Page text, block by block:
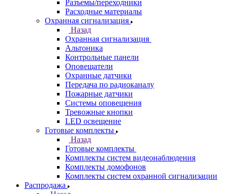
Разъемы/переходники
Расходные материалы
Охранная сигнализация
Назад
Охранная сигнализация
Альтоника
Контрольные панели
Оповещатели
Охранные датчики
Передача по радиоканалу
Пожарные датчики
Системы оповещения
Тревожные кнопки
LED освещение
Готовые комплекты
Назад
Готовые комплекты
Комплекты систем видеонаблюдения
Комплекты домофонов
Комплекты систем охранной сигнализации
Распродажа